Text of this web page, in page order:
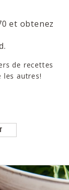
et obtenez
de recettes
les autres!